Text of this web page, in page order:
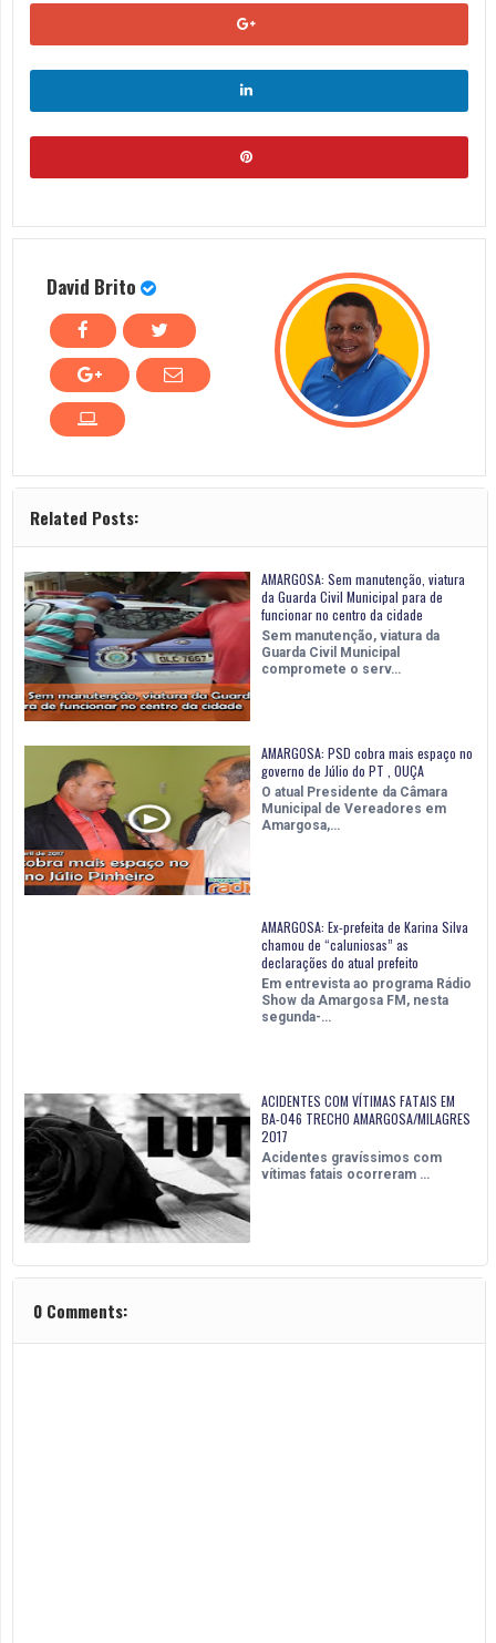
David Brito
Related Posts:
AMARGOSA: Sem manutenção, viatura
da Guarda Civil Municipal para de
funcionar no centro da cidade
Sem manutenção, viatura da
Guarda Civil Municipal
compromete o serv…
AMARGOSA: PSD cobra mais espaço no
governo de Júlio do PT , OUÇA
O atual Presidente da Câmara
Municipal de Vereadores em
Amargosa,…
AMARGOSA: Ex-prefeita de Karina Silva
chamou de “caluniosas” as
declarações do atual prefeito
Em entrevista ao programa Rádio
Show da Amargosa FM, nesta
segunda-…
ACIDENTES COM VÍTIMAS FATAIS EM
BA-046 TRECHO AMARGOSA/MILAGRES
2017
Acidentes gravíssimos com
vítimas fatais ocorreram …
0 Comments: